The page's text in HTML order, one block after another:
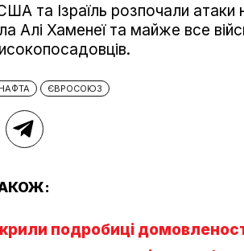
та Ізраїль розпочали атаки
Алі Хаменеї та майже все
НАФТА ЄВРОСОЮЗ
подробиці